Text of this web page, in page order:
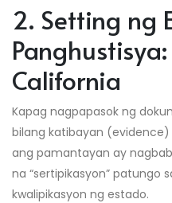
2. Setting ng
California
Kapag nagpapasok ng
bilang katibayan (evidence)
ang pamantayan ay
na “sertipikasyon” patungo
kwalipikasyon ng estado.